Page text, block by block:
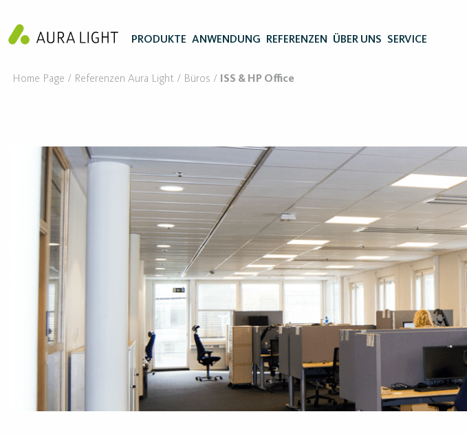
PRODUKTE ANWENDUNG REFERENZEN ÜBER UNS SERVICE
Home Page Referenzen Aura Light Büros ISS & HP Office